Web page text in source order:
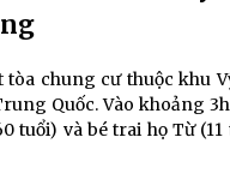
chung cư thuộc khu
Quốc. Vào khoảng
tuổi) và bé trai họ Từ